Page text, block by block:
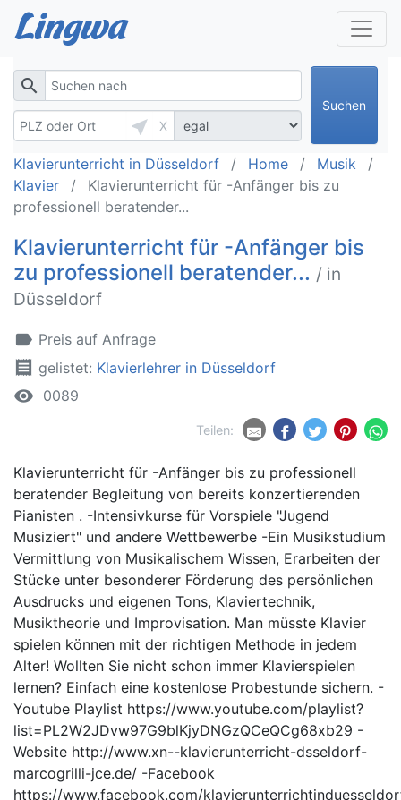
search
near_me
X
Suchen
Klavierunterricht in Düsseldorf Home
Musik
Klavier
Klavierunterricht für -Anfänger bis zu
professionell beratender...
Klavierunterricht für -Anfänger bis
zu professionell beratender... / in
Düsseldorf
label Preis auf Anfrage
receipt gelistet: Klavierlehrer in Düsseldorf
remove_red_eye 0089
Teilen:
Klavierunterricht für -Anfänger bis zu professionell
beratender Begleitung von bereits konzertierenden
Pianisten . -Intensivkurse für Vorspiele "Jugend
Musiziert" und andere Wettbewerbe -Ein Musikstudium
Vermittlung von Musikalischem Wissen, Erarbeiten der
Stücke unter besonderer Förderung des persönlichen
Ausdrucks und eigenen Tons, Klaviertechnik,
Musiktheorie und Improvisation. Man müsste Klavier
spielen können mit der richtigen Methode in jedem
Alter! Wollten Sie nicht schon immer Klavierspielen
lernen? Einfach eine kostenlose Probestunde sichern. -
Youtube Playlist https://www.youtube.com/playlist?
list=PL2W2JDvw97G9blKjyDNGzQCeQCg68xb29 -
Website http://www.xn--klavierunterricht-dsseldorf-
marcogrilli-jce.de/ -Facebook
https://www.facebook.com/